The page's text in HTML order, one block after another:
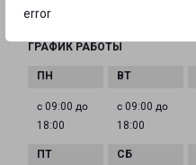
error
egorevsk@pecom.ru
ГРАФИК РАБОТЫ
с 09:00 до
18:00
с 09:00 до
18:00